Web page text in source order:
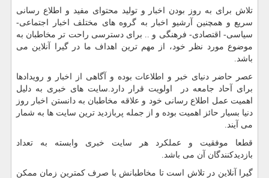
تلاش برای به روز بودن اخبار و تولید محتوای مفید و اطلاع رسانی
سریع و همچنین آرشیو اخبار به گروه های مختلف اخبار اجتماعی-
سیاسی- اقتصادی- فرهنگی و .. برای دسترسی راحت تر مخاطبان به
موضوع مورد نظر خود، از مهم ترین اهداف ما در گیرا آنلاین می
باشد.
عصر حاضر دنیای خبر و اطلاعات بوده و آگاهی از اخبار و رویدادها
برای آحاد جامعه در اولویت قرار دارد.سایت های خبری به دلیل
اهمیت عمل اطلاع رسانی خود و علاقه مخاطبان به دانستن اخبار روز
دنیا بسیار حائز اهمیت بوده و از جمله پربازدید ترین سایت ها به شمار
می آیند.
قطعا موفقیت و عملکرد هر سایت خبری وابسته به تعداد
بازدیدکنندگان آن می باشد.
گیرا آنلاین در تلاش است تا مخاطبانش با صرف کمترین زمان ممکن